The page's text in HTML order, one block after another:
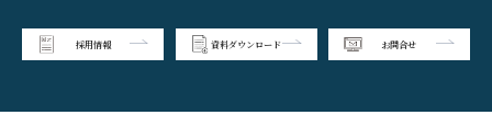
採用情報 資料ダウンロード お問合せ